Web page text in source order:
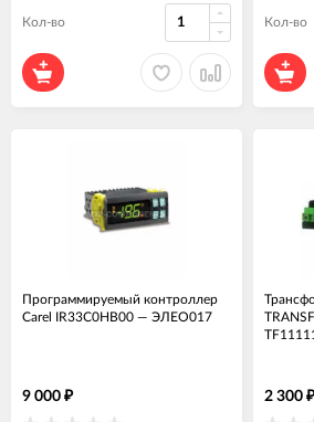
Кол-во Кол-во
Программируемый контроллер
Carel IR33C0HB00 — ЭЛЕО017
9 000 ₽ 2 300 ₽